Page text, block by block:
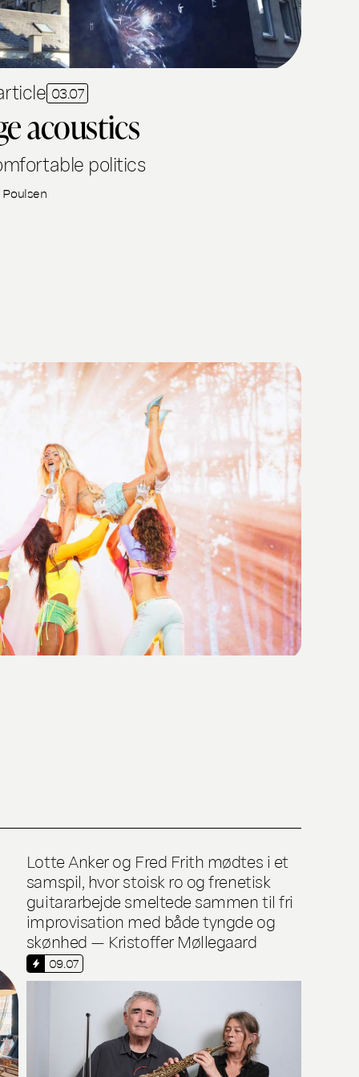
03.07
acoustics
politics
Lotte Anker og Fred Frith mødtes i et
samspil, hvor stoisk ro og frenetisk
guitararbejde smeltede sammen til fri
improvisation med både tyngde og
skønhed — Kristoffer Møllegaard
09.07